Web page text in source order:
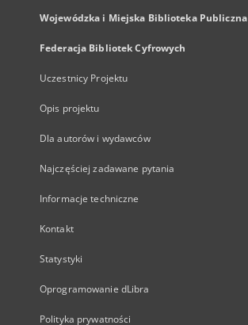
Wojewódzka i Miejska Biblioteka Publiczna
Federacja Bibliotek Cyfrowych
Uczestnicy Projektu
Opis projektu
Dla autorów i wydawców
Najczęściej zadawane pytania
Informacje techniczne
Kontakt
Statystyki
Oprogramowanie dLibra
Polityka prywatności